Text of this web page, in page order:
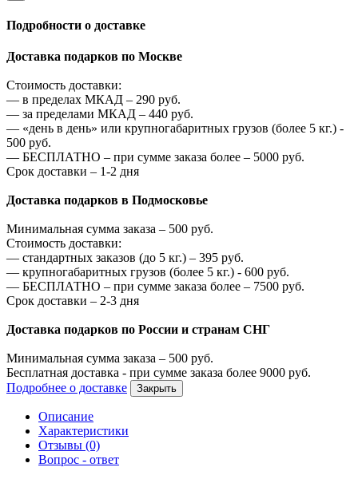
Подробности о доставке
Доставка подарков по Москве
Стоимость доставки:
— в пределах МКАД – 290 руб.
— за пределами МКАД – 440 руб.
— «день в день» или крупногабаритных грузов (более 5 кг.) -
500 руб.
— БЕСПЛАТНО – при сумме заказа более – 5000 руб.
Срок доставки – 1-2 дня
Доставка подарков в Подмосковье
Минимальная сумма заказа – 500 руб.
Стоимость доставки:
— стандартных заказов (до 5 кг.) – 395 руб.
— крупногабаритных грузов (более 5 кг.) - 600 руб.
— БЕСПЛАТНО – при сумме заказа более – 7500 руб.
Срок доставки – 2-3 дня
Доставка подарков по России и странам СНГ
Минимальная сумма заказа – 500 руб.
Бесплатная доставка - при сумме заказа более 9000 руб.
Подробнее о доставке
Закрыть
Описание
Характеристики
Отзывы (0)
Вопрос - ответ